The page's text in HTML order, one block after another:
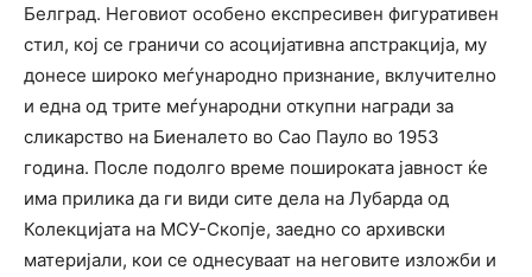
Белград. Неговиот особено експресивен фигуративен
стил, кој се граничи со асоцијативна апстракција, му
донесе широко меѓународно признание, вклучително
и една од трите меѓународни откупни награди за
сликарство на Биеналето во Сао Пауло во 1953
година. После подолго време пошироката јавност ќе
има прилика да ги види сите дела на Лубарда од
Колекцијата на МСУ-Скопје, заедно со архивски
материјали, кои се однесуваат на неговите изложби и